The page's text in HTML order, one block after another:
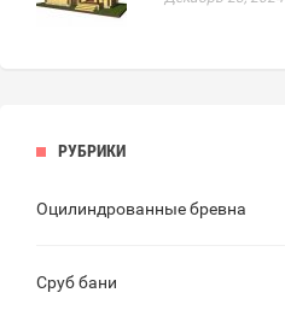
РУБРИКИ
Оцилиндрованные бревна
Сруб бани